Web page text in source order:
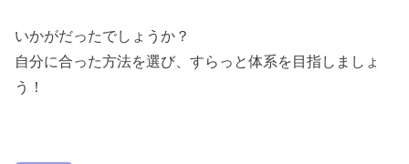
いかがだったでしょうか？
自分に合った方法を選び、すらっと体系を目指しましょ
う！